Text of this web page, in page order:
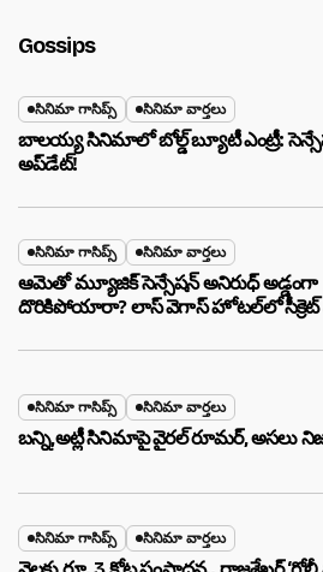
Gossips
సినిమా గాసిప్స్ సినిమా వార్తలు
బాలయ్య సినిమాలో బోల్డ్ బ్యూటీ ఎంట్రీ:
అప్‌డేట్!
సినిమా గాసిప్స్ సినిమా వార్తలు
ఆమెతో మ్యూజిక్ సెన్సేషన్ అనిరుధ్ అడ్డంగా
దొరికిపోయారా? లాస్ వెగాస్ హోటల్‌లో సీక్రెట్
సినిమా గాసిప్స్ సినిమా వార్తలు
బన్ని,అట్లీ సినిమాపై వైరల్ రూమర్, అసలు
సినిమా గాసిప్స్ సినిమా వార్తలు